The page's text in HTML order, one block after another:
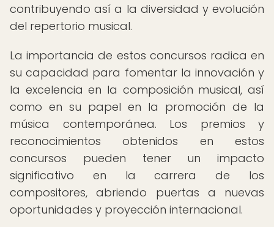
contribuyendo así a la diversidad y evolución
del repertorio musical.
La importancia de estos concursos radica en
su capacidad para fomentar la innovación y
la excelencia en la composición musical, así
como en su papel en la promoción de la
música contemporánea. Los premios y
reconocimientos obtenidos en estos
concursos pueden tener un impacto
significativo en la carrera de los
compositores, abriendo puertas a nuevas
oportunidades y proyección internacional.